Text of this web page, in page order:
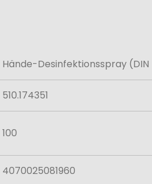
Hände-Desinfektionsspray (DIN
510.174351
100
4070025081960